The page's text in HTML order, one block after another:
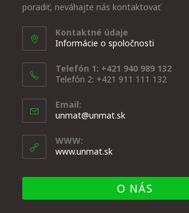
poradiť, neváhajte nás kontaktovať
Kontaktné údaje
Informácie o spoločnosti
Telefón 1: +421 940 989 132
Telefón 2: +421 911 111 132
Email:
unmat@unmat.sk
WWW:
www.unmat.sk
O NÁS